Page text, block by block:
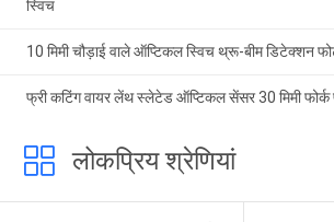
स्विच
10 मिमी चौड़ाई वाले ऑप्टिकल स्विच थ्रू-बीम डिटेक्शन
फ्री कटिंग वायर लेंथ स्लेटेड ऑप्टिकल सेंसर 30 मिमी फोर्क
लोकप्रिय श्रेणियां